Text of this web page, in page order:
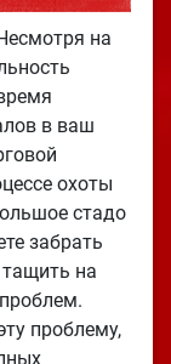
на
в ваш
охоты
стадо
забрать
на
проблему,